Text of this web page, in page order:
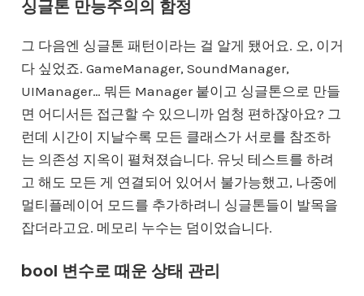
싱글톤 만능주의의 함정
그 다음엔 싱글톤 패턴이라는 걸 알게 됐어요. 오, 이거
다 싶었죠. GameManager, SoundManager,
UIManager… 뭐든 Manager 붙이고 싱글톤으로 만들
면 어디서든 접근할 수 있으니까 엄청 편하잖아요? 그
런데 시간이 지날수록 모든 클래스가 서로를 참조하
는 의존성 지옥이 펼쳐졌습니다. 유닛 테스트를 하려
고 해도 모든 게 연결되어 있어서 불가능했고, 나중에
멀티플레이어 모드를 추가하려니 싱글톤들이 발목을
잡더라고요. 메모리 누수는 덤이었습니다.
bool 변수로 때운 상태 관리